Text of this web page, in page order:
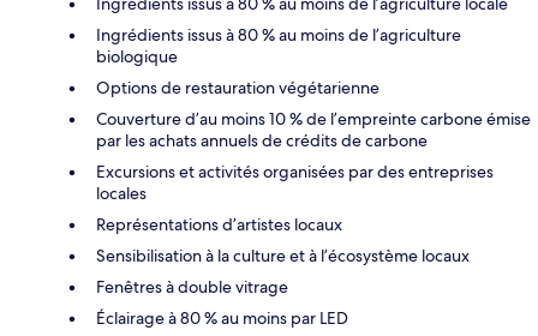
Ingrédients issus à 80 % au moins de l’agriculture
biologique
Options de restauration végétarienne
Couverture d’au moins 10 % de l’empreinte carbone émise
par les achats annuels de crédits de carbone
Excursions et activités organisées par des entreprises
locales
Représentations d’artistes locaux
Sensibilisation à la culture et à l’écosystème locaux
Fenêtres à double vitrage
Éclairage à 80 % au moins par LED